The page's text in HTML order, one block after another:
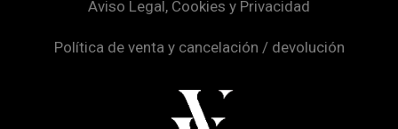
Aviso Legal, Cookies y Privacidad
Política de venta y cancelación / devolución